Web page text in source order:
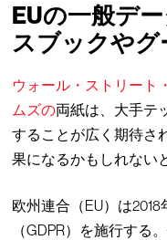
EUの一般デ
スブックや
ウォール・ストリート
ムズの両紙は、大手テ
することが広く期待さ
果になるかもしれない
欧州連合（EU）は
（GDPR）を施行する